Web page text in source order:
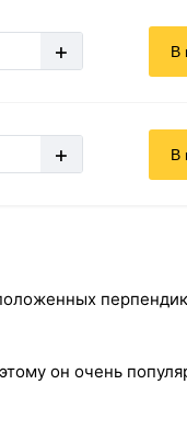
+ В
+ В
он очень